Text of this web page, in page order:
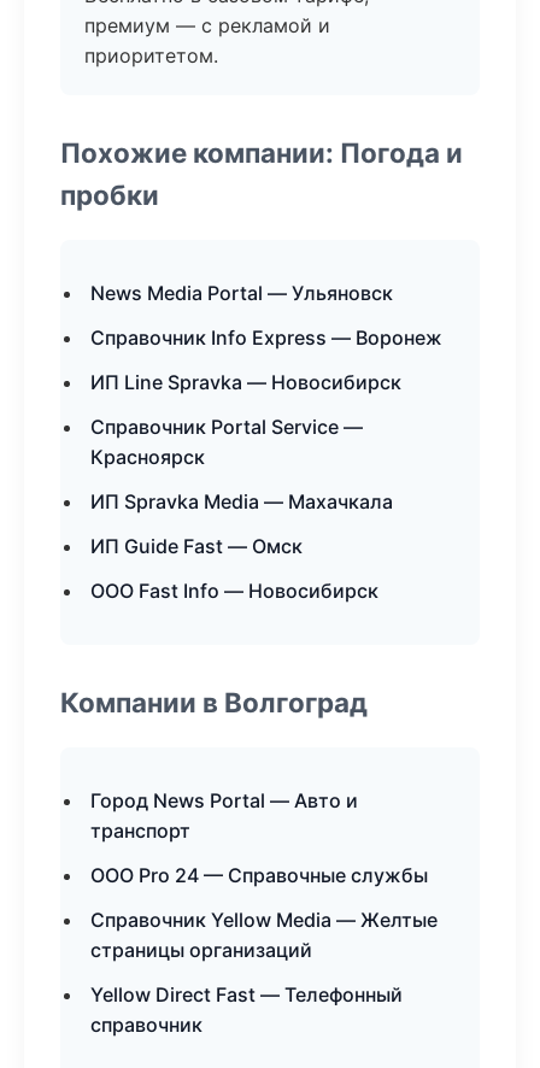
премиум — с рекламой и
приоритетом.
Похожие компании: Погода и
пробки
News Media Portal — Ульяновск
Справочник Info Express — Воронеж
ИП Line Spravka — Новосибирск
Справочник Portal Service —
Красноярск
ИП Spravka Media — Махачкала
ИП Guide Fast — Омск
ООО Fast Info — Новосибирск
Компании в Волгоград
Город News Portal — Авто и
транспорт
ООО Pro 24 — Справочные службы
Справочник Yellow Media — Желтые
страницы организаций
Yellow Direct Fast — Телефонный
справочник